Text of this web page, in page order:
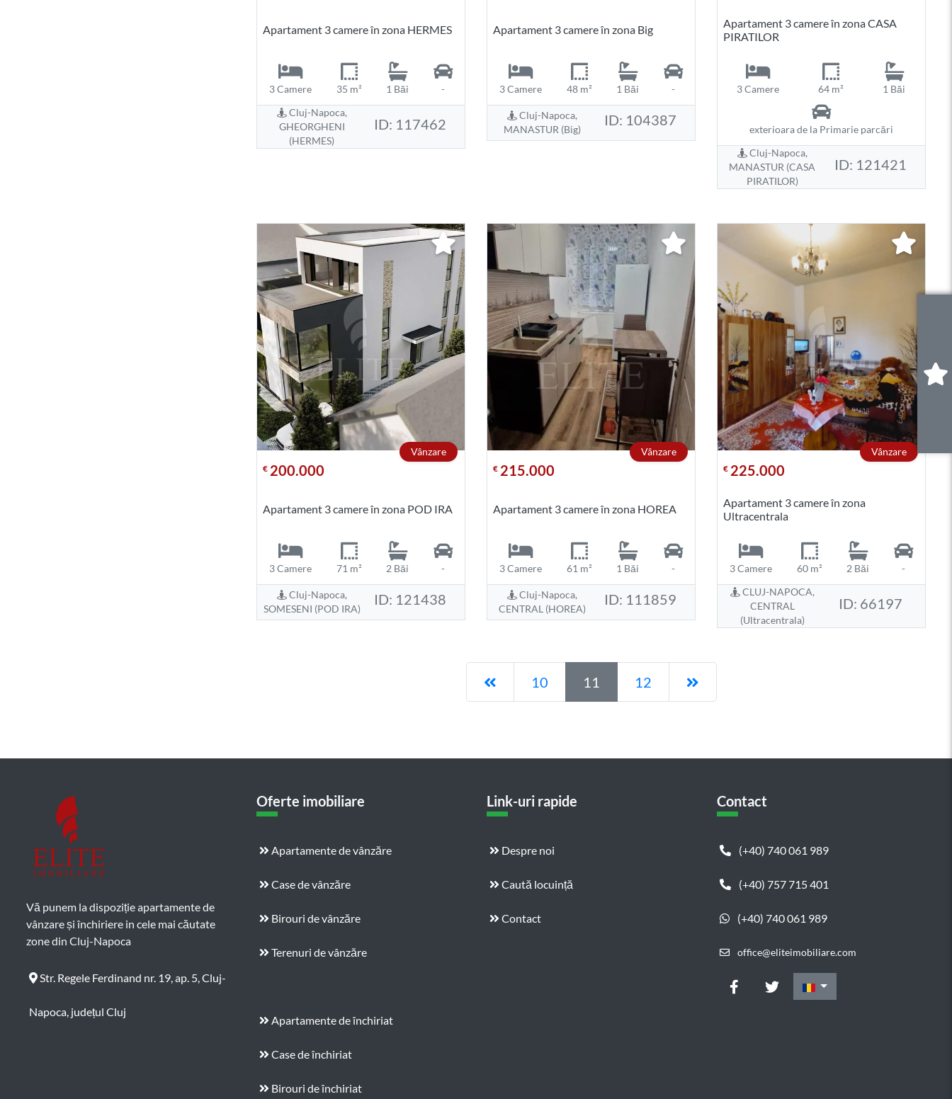
Apartament 3 camere în zona HERMES
3 Camere 35 m² 1 Băi
-
Cluj-Napoca,
GHEORGHENI
(HERMES)
ID: 117462
Apartament 3 camere în zona Big
3 Camere 48 m² 1 Băi -
Cluj-Napoca,
MANASTUR (Big)
ID: 104387
Apartament 3 camere în zona CASA
PIRATILOR
3 Camere 64 m² 1 Băi
exterioara de la Primarie parcări
Cluj-Napoca,
MANASTUR (CASA
PIRATILOR)
ID: 121421
Vânzare
€ 200.000
Apartament 3 camere în zona POD IRA
3 Camere 71 m² 2 Băi -
Cluj-Napoca,
SOMESENI (POD IRA)
ID: 121438
Vânzare
€ 215.000
Apartament 3 camere în zona HOREA
3 Camere 61 m² 1 Băi -
Cluj-Napoca,
CENTRAL (HOREA)
ID: 111859
Vânzare
€ 225.000
Apartament 3 camere în zona
Ultracentrala
3 Camere 60 m² 2 Băi
-
CLUJ-NAPOCA,
CENTRAL
(Ultracentrala)
ID: 66197
Pagina anterioară
10 11 12 Pagina următoare
Vă punem la dispoziție apartamente de
vânzare și închiriere in cele mai căutate
zone din Cluj-Napoca
Str. Regele Ferdinand nr. 19, ap. 5, Cluj-
Napoca, județul Cluj
Oferte imobiliare
Apartamente de vânzăre
Case de vânzăre
Birouri de vânzăre
Terenuri de vânzăre
Apartamente de închiriat
Case de închiriat
Birouri de închiriat
Link-uri rapide
Despre noi
Caută locuință
Contact
Contact
(+40) 740 061 989
(+40) 757 715 401
(+40) 740 061 989
office@eliteimobiliare.com